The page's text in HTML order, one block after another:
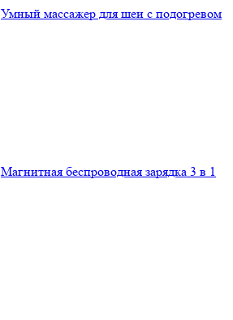
Умный массажер для шеи с подогревом
Магнитная беспроводная зарядка 3 в 1